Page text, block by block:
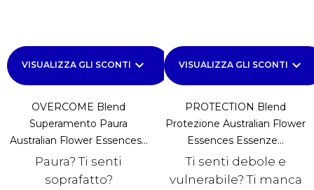
VISUALIZZA GLI SCONTI keyboard_arrow_down
OVERCOME Blend
Superamento Paura
Australian Flower Essences...
Paura? Ti senti
soprafatto?
VISUALIZZA GLI SCONTI keyboard_arrow_down
PROTECTION Blend
Protezione Australian Flower
Essences Essenze...
Ti senti debole e
vulnerabile? Ti manca